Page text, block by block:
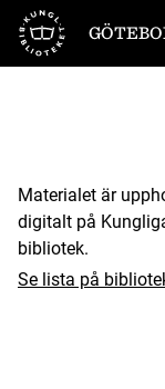
Till startsidan
Materialet är
digitalt på
bibliotek.
Se lista på